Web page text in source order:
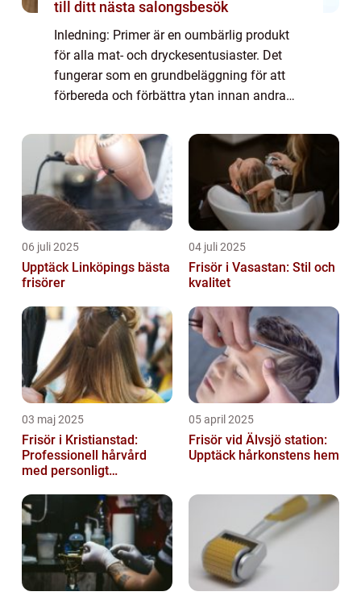
till ditt nästa salongsbesök
Inledning: Primer är en oumbärlig produkt
för alla mat- och dryckesentusiaster. Det
fungerar som en grundbeläggning för att
förbereda och förbättra ytan innan andra
vi att ge en grundlig översikt av ”...
06 juli 2025
Upptäck Linköpings bästa
frisörer
04 juli 2025
Frisör i Vasastan: Stil och
kvalitet
03 maj 2025
Frisör i Kristianstad:
Professionell hårvård
med personligt
05 april 2025
Frisör vid Älvsjö station:
Upptäck hårkonstens hem